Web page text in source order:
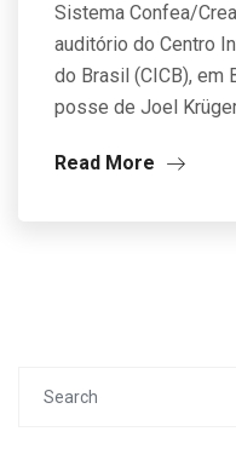
Sistema Confea/
auditório do Centro
do Brasil (CICB), em
posse de Joel
Read More